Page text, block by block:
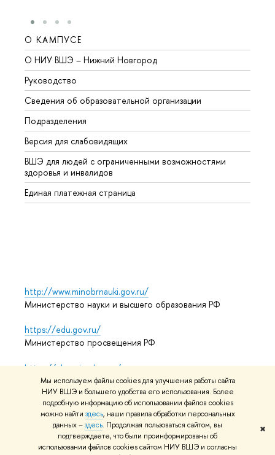
Мы используем файлы cookies для улучшения работы сайта
НИУ ВШЭ и большего удобства его использования. Более
подробную информацию об использовании файлов cookies
можно найти здесь, наши правила обработки персональных
данных –здесь. Продолжая пользоваться сайтом, вы
подтверждаете, что были проинформированы об
использовании файлов cookies сайтом НИУ ВШЭ и согласны
✖
О КАМПУСЕ
О НИУ ВШЭ – Нижний Новгород
Руководство
Сведения об образовательной организации
Подразделения
Версия для слабовидящих
ВШЭ для людей с ограниченными возможностями
здоровья и инвалидов
Единая платежная страница
http://www.minobrnauki.gov.ru/
Министерство науки и высшего образования РФ
https://edu.gov.ru/
Министерство просвещения РФ
https://elearning.hse.ru/mooc
Массовые открытые онлайн-курсы
© НИУ ВШЭ 1993–2026 Адреса и контактыУсловия
использования материаловПолитика конфиденциальности
Карта сайта